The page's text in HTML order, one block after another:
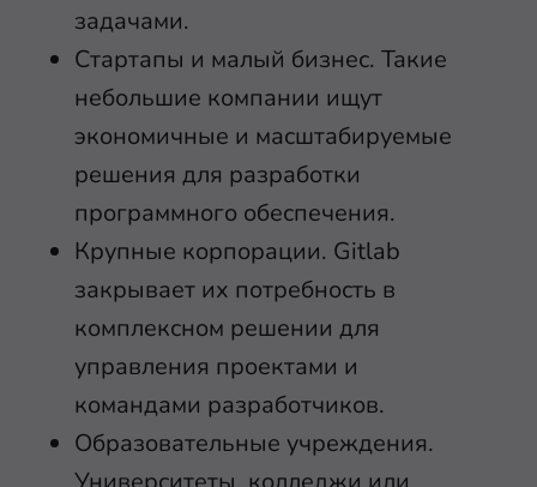
задачами.
Стартапы и малый бизнес. Такие
небольшие компании ищут
экономичные и масштабируемые
решения для разработки
программного обеспечения.
Крупные корпорации. Gitlab
закрывает их потребность в
комплексном решении для
управления проектами и
командами разработчиков.
Образовательные учреждения.